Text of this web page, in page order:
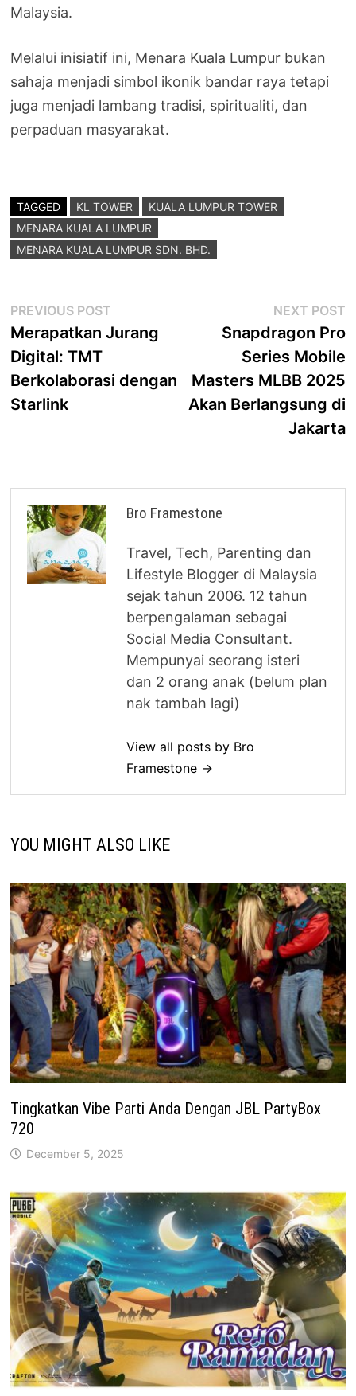
Malaysia.
Melalui inisiatif ini, Menara Kuala Lumpur bukan
sahaja menjadi simbol ikonik bandar raya tetapi
juga menjadi lambang tradisi, spiritualiti, dan
perpaduan masyarakat.
TAGGED KL TOWER
KUALA LUMPUR TOWER
MENARA KUALA LUMPUR
MENARA KUALA LUMPUR SDN. BHD.
Post
navigation
PREVIOUS POST
post:
Merapatkan Jurang
Digital: TMT
Berkolaborasi dengan
Starlink
NEXT POST
Snapdragon Pro
Series Mobile
Masters MLBB 2025
Akan Berlangsung di
Jakarta
Bro Framestone
Travel, Tech, Parenting dan
Lifestyle Blogger di Malaysia
sejak tahun 2006. 12 tahun
berpengalaman sebagai
Social Media Consultant.
Mempunyai seorang isteri
dan 2 orang anak (belum plan
nak tambah lagi)
View all posts by Bro
Framestone →
YOU MIGHT ALSO LIKE
Tingkatkan Vibe Parti Anda Dengan JBL PartyBox
720
December 5, 2025